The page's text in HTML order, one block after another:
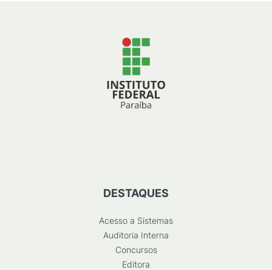
DESTAQUES
Acesso a Sistemas
Auditoria Interna
Concursos
Editora